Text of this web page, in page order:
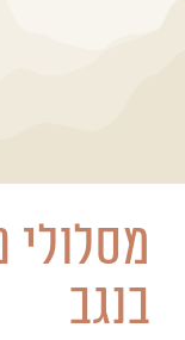
מסלולי
בנגב